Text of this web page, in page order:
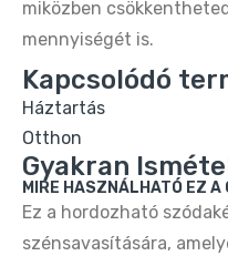
miközben
mennyiségét is.
Kapcsolódó
Háztartás
Otthon
Gyakran
MIRE HASZNÁLHATÓ EZ A
Ez a hordozható
szénsavasítására,